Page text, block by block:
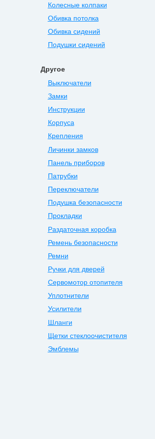
Колесные колпаки
Обивка потолка
Обивка сидений
Подушки сидений
Другое
Выключатели
Замки
Инструкции
Корпуса
Крепления
Личинки замков
Панель приборов
Патрубки
Переключатели
Подушка безопасности
Прокладки
Раздаточная коробка
Ремень безопасности
Ремни
Ручки для дверей
Сервомотор отопителя
Уплотнители
Усилители
Шланги
Щетки стеклоочистителя
Эмблемы